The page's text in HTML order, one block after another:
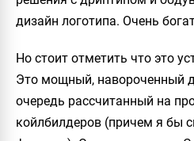
дизайн логотипа. Очень
Но стоит отметить что это
Это мощный, навороченный
очередь рассчитанный на
койлбилдеров (причем я бы